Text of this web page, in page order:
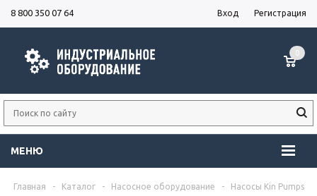
8 800 350 07 64 Вход Регистрация
МЕНЮ
0
Главная - Каталог - Насосное оборудование -
Насосы Kin Pumps